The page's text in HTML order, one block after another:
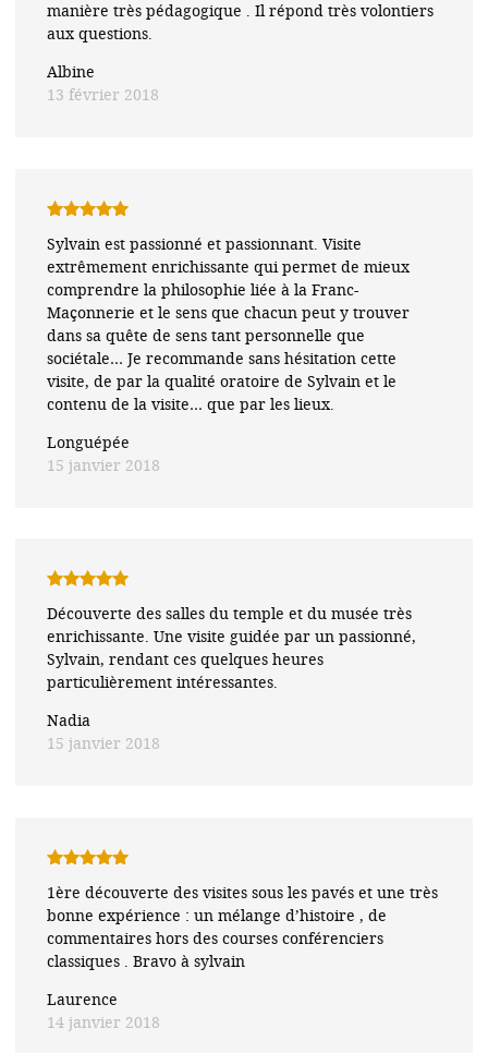
Albine
13 février 2018
manière très pédagogique . Il répond très volontiers
aux questions.
5
Longuépée
15 janvier 2018
Sylvain est passionné et passionnant. Visite
extrêmement enrichissante qui permet de mieux
comprendre la philosophie liée à la Franc-
Maçonnerie et le sens que chacun peut y trouver
dans sa quête de sens tant personnelle que
sociétale… Je recommande sans hésitation cette
visite, de par la qualité oratoire de Sylvain et le
contenu de la visite… que par les lieux.
5
Nadia
15 janvier 2018
Découverte des salles du temple et du musée très
enrichissante. Une visite guidée par un passionné,
Sylvain, rendant ces quelques heures
particulièrement intéressantes.
5
Laurence
14 janvier 2018
1ère découverte des visites sous les pavés et une très
bonne expérience : un mélange d’histoire , de
commentaires hors des courses conférenciers
classiques . Bravo à sylvain